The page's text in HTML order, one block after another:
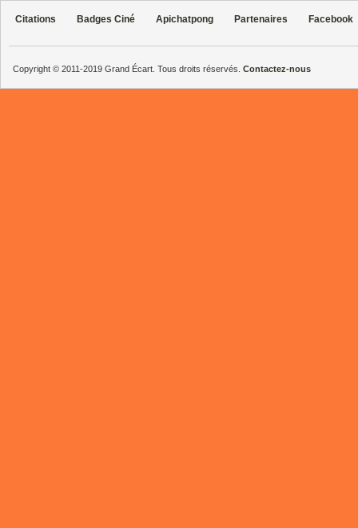
Citations Badges Ciné Apichatpong Partenaires Facebook
Copyright © 2011-2019 Grand Écart. Tous droits réservés. Contactez-nous